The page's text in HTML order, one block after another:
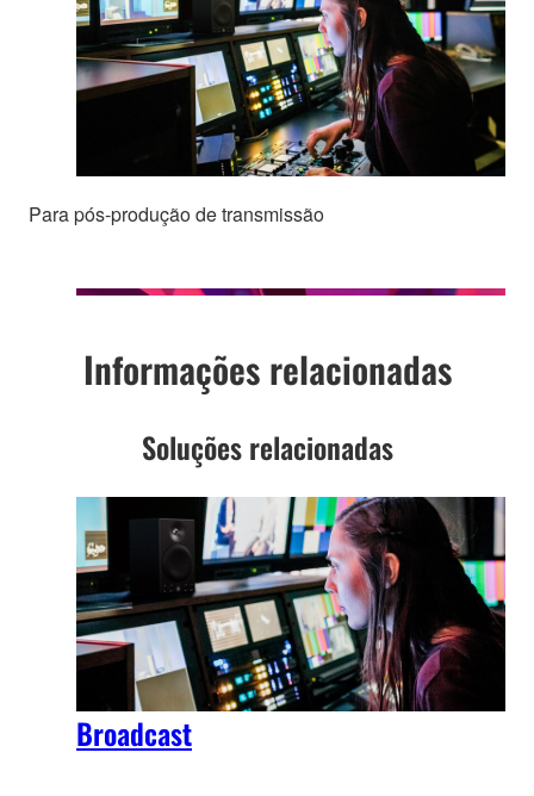
Para pós-produção de transmissão
Informações relacionadas
Soluções relacionadas
Broadcast